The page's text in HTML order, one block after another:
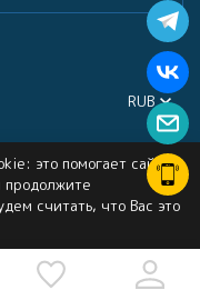
RUB
это помогает сайту
продолжите
считать, что Вас это